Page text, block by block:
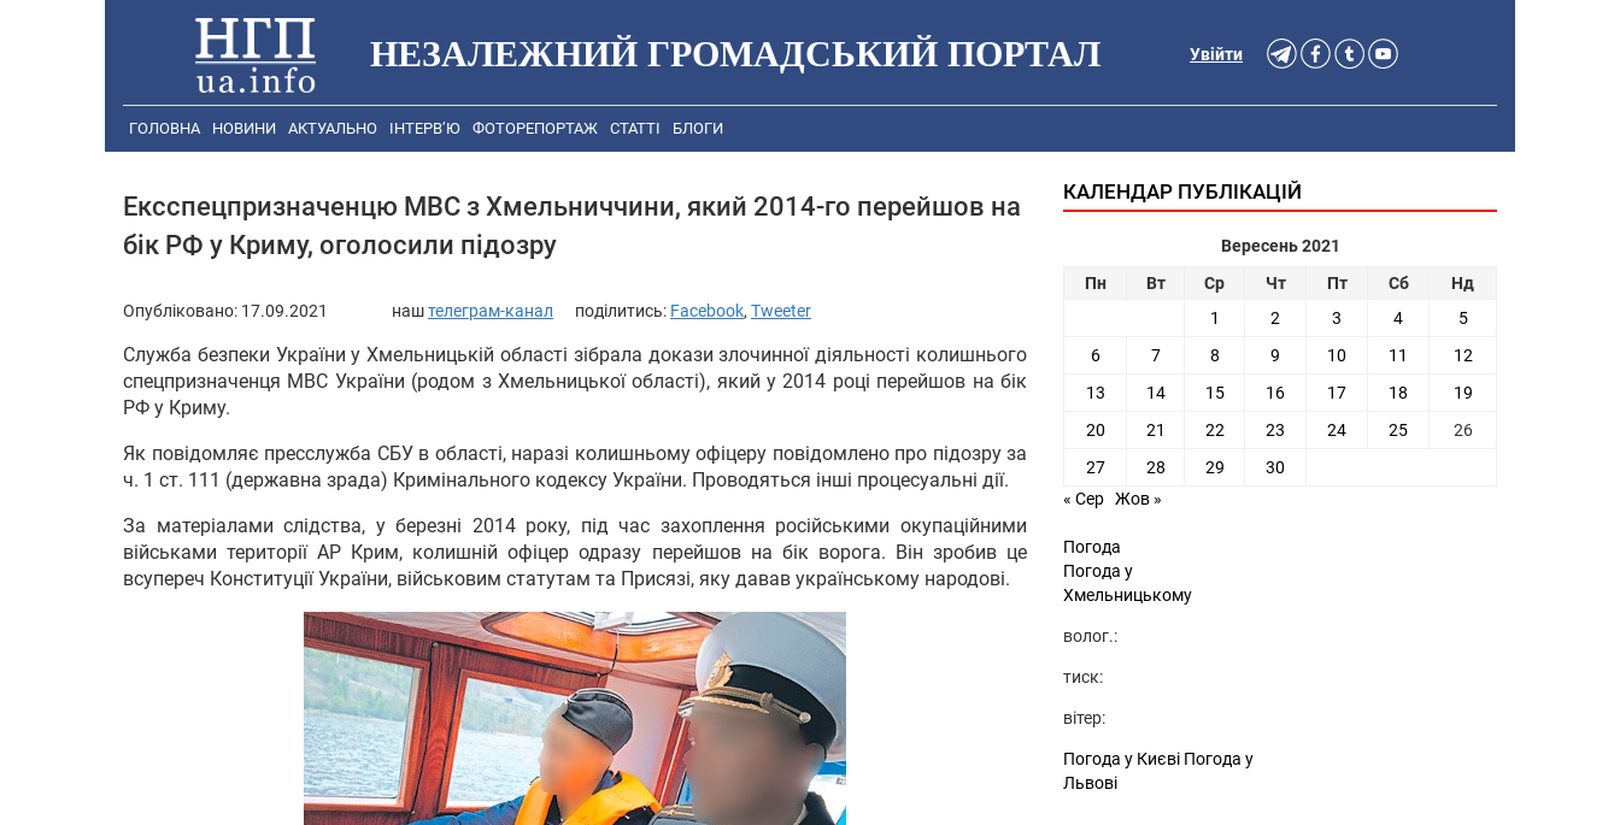
НЕЗАЛЕЖНИЙ ГРОМАДСЬКИЙ ПОРТАЛ Увійти
ГОЛОВНА НОВИНИ АКТУАЛЬНО ІНТЕРВ’Ю ФОТОРЕПОРТАЖ СТАТТІ БЛОГИ
Ексспецпризначенцю МВС з Хмельниччини, який 2014-го перейшов на
бік РФ у Криму, оголосили підозру
Опубліковано: 17.09.2021 наштелеграм-канал поділитись: Facebook, Tweeter
Служба безпеки України у Хмельницькій області зібрала докази злочинної діяльності колишнього
спецпризначенця МВС України (родом з Хмельницької області), який у 2014 році перейшов на бік
РФ у Криму.
Як повідомляє пресслужба СБУ в області, наразі колишньому офіцеру повідомлено про підозру за
ч. 1 ст. 111 (державна зрада) Кримінального кодексу України. Проводяться інші процесуальні дії.
За матеріалами слідства, у березні 2014 року, під час захоплення російськими окупаційними
військами території АР Крим, колишній офіцер одразу перейшов на бік ворога. Він зробив це
всупереч Конституції України, військовим статутам та Присязі, яку давав українському народові.
КАЛЕНДАР ПУБЛІКАЦІЙ
Вересень 2021
Пн
Вт Ср Чт Пт Сб
Нд
1
2 3 4
5
6
7 8 9 10 11
12
13
14 15 16 17 18
19
20
21 22 23 24 25
26
27
28 29
30
« Сер Жов »
Погода
Погода у
Хмельницькому
волог.:
тиск:
вітер:
Погода у Києві Погода у
Львові